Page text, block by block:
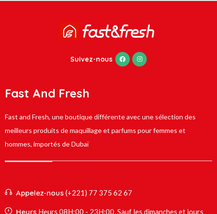
Suivez-nous
Fast And Fresh
Fast and Fresh, une boutique différente avec une sélection des
meilleurs produits de maquillage et parfums pour femmes et
hommes, importés de Dubaï
Appelez-nous (+221) 77 375 62 67
Heurs Heurs 08H:00 - 23H:00, Sauf les dimanches et jours